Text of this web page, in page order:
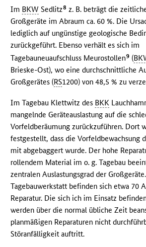
Im BKW Sedlitz8 z. B. beträgt die
Großgeräte im Abraum ca. 60 %. Die
lediglich auf ungünstige geologische
zurückgeführt. Ebenso verhält es sich im
Tagebauneuaufschluss Meurostollen9 (
Brieske-Ost), wo eine durchschnittliche
Großgerätes (RS1200) von 48,5 % zu
Im Tagebau Klettwitz des BKK
mangelnde Geräteauslastung auf die
Vorfeldberäumung zurückzuführen. Dort
festgestellt, dass die Vorfeldbewachsung
mit abgebaggert wurde. Der hohe
rollendem Material im o. g. Tagebau
zentralen Auslastungsgrad der
Tagebauwerkstatt befinden sich etwa 70
Reparatur. Die sich ich im Einsatz
werden über die normal übliche Zeit
planmäßigen Reparaturen nicht
Störanfälligkeit auftritt.